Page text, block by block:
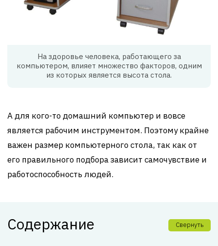
На здоровье человека, работающего за
компьютером, влияет множество факторов, одним
из которых является высота стола.
А для кого-то домашний компьютер и вовсе
является рабочим инструментом. Поэтому крайне
важен размер компьютерного стола, так как от
его правильного подбора зависит самочувствие и
работоспособность людей.
Содержание Свернуть